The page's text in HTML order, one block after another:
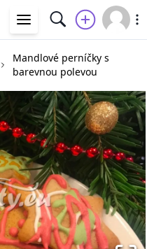
Mandlové perníčky s
barevnou polevou